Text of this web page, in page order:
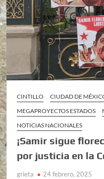
CINTILLO CIUDAD DE
MEGAPROYECTOS ESTADOS
NOTICIAS NACIONALES
¡Samir sigue
por justicia en la
grieta 24 febrero, 2025